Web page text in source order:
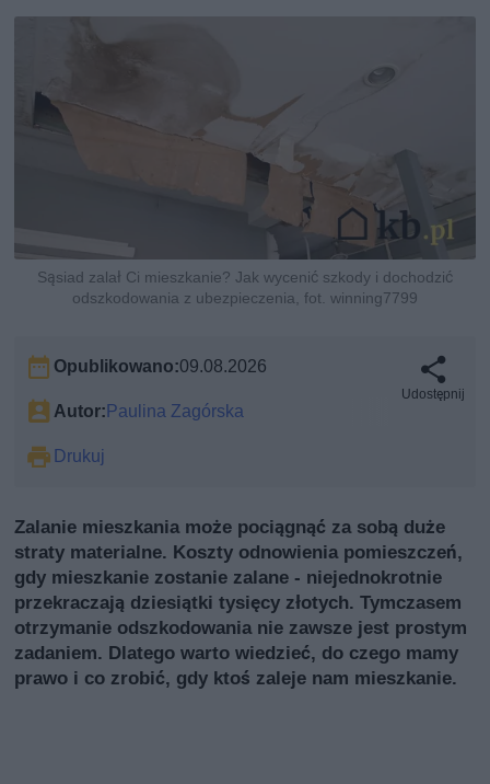
Sąsiad zalał Ci mieszkanie? Jak wycenić szkody i dochodzić
odszkodowania z ubezpieczenia, fot. winning7799
Opublikowano:09.08.2026
Autor:Paulina Zagórska
Drukuj
Udostępnij
Zalanie mieszkania może pociągnąć za sobą duże
straty materialne. Koszty odnowienia pomieszczeń,
gdy mieszkanie zostanie zalane - niejednokrotnie
przekraczają dziesiątki tysięcy złotych. Tymczasem
otrzymanie odszkodowania nie zawsze jest prostym
zadaniem. Dlatego warto wiedzieć, do czego mamy
prawo i co zrobić, gdy ktoś zaleje nam mieszkanie.